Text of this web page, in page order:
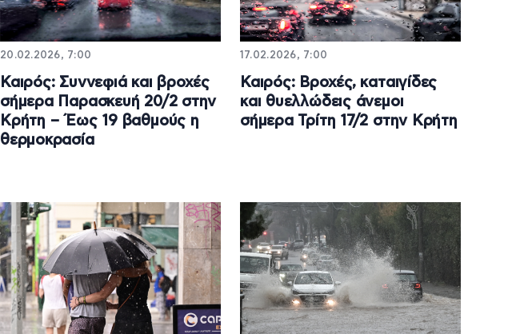
20.02.2026, 7:00
Καιρός: Συννεφιά και βροχές
σήμερα Παρασκευή 20/2 στην
Κρήτη – Έως 19 βαθμούς η
θερμοκρασία
17.02.2026, 7:00
Καιρός: Βροχές, καταιγίδες
και θυελλώδεις άνεμοι
σήμερα Τρίτη 17/2 στην Κρήτη